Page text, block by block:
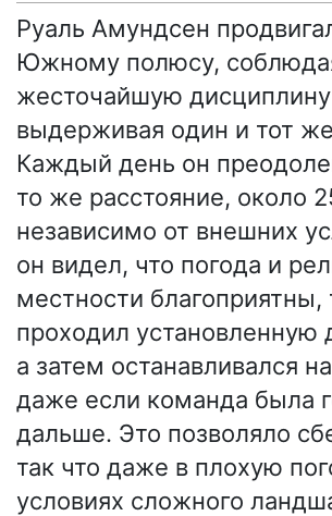
Руаль Амундсен
Южному полюсу,
жесточайшую
выдерживая один и тот
Каждый день он
то же расстояние, около
независимо от внешних
он видел, что погода и
местности благоприятны,
проходил установленную
а затем останавливался
даже если команда была
дальше. Это позволяло
так что даже в плохую
условиях сложного